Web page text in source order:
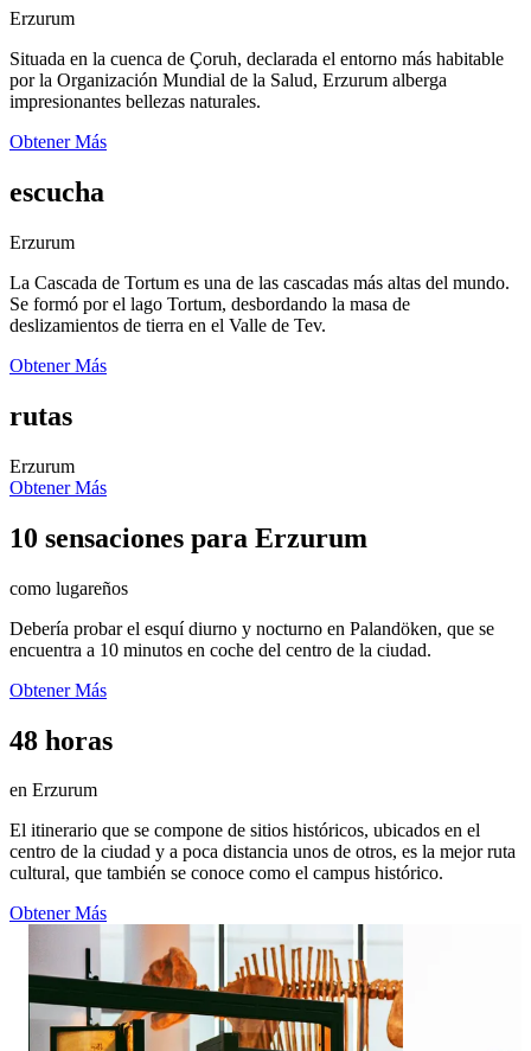
Erzurum
Situada en la cuenca de Çoruh, declarada el entorno más habitable
por la Organización Mundial de la Salud, Erzurum alberga
impresionantes bellezas naturales.
Obtener Más
escucha
Erzurum
La Cascada de Tortum es una de las cascadas más altas del mundo.
Se formó por el lago Tortum, desbordando la masa de
deslizamientos de tierra en el Valle de Tev.
Obtener Más
rutas
Erzurum
Obtener Más
10 sensaciones para Erzurum
como lugareños
Debería probar el esquí diurno y nocturno en Palandöken, que se
encuentra a 10 minutos en coche del centro de la ciudad.
Obtener Más
48 horas
en Erzurum
El itinerario que se compone de sitios históricos, ubicados en el
centro de la ciudad y a poca distancia unos de otros, es la mejor ruta
cultural, que también se conoce como el campus histórico.
Obtener Más
5
0